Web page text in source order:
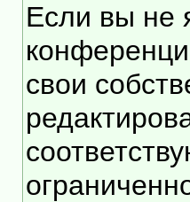
Если вы не
свои